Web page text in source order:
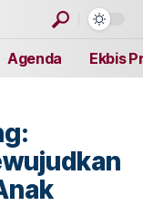
Agenda Ekbis